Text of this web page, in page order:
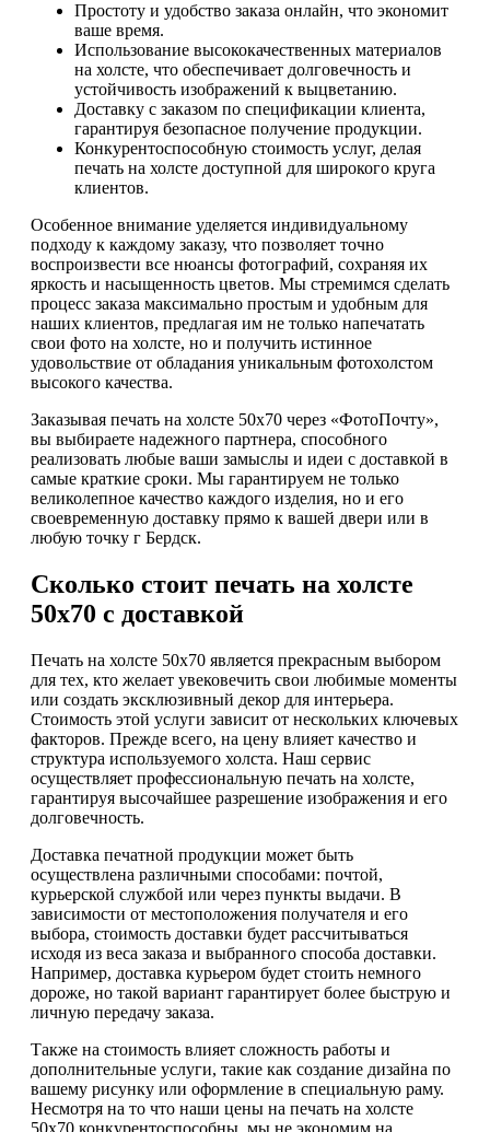
Простоту и удобство заказа онлайн, что экономит
ваше время.
Использование высококачественных материалов
на холсте, что обеспечивает долговечность и
устойчивость изображений к выцветанию.
Доставку с заказом по спецификации клиента,
гарантируя безопасное получение продукции.
Конкурентоспособную стоимость услуг, делая
печать на холсте доступной для широкого круга
клиентов.
Особенное внимание уделяется индивидуальному
подходу к каждому заказу, что позволяет точно
воспроизвести все нюансы фотографий, сохраняя их
яркость и насыщенность цветов. Мы стремимся сделать
процесс заказа максимально простым и удобным для
наших клиентов, предлагая им не только напечатать
свои фото на холсте, но и получить истинное
удовольствие от обладания уникальным фотохолстом
высокого качества.
Заказывая печать на холсте 50х70 через «ФотоПочту»,
вы выбираете надежного партнера, способного
реализовать любые ваши замыслы и идеи с доставкой в
самые краткие сроки. Мы гарантируем не только
великолепное качество каждого изделия, но и его
своевременную доставку прямо к вашей двери или в
любую точку г Бердск.
Сколько стоит печать на холсте
50х70 с доставкой
Печать на холсте 50х70 является прекрасным выбором
для тех, кто желает увековечить свои любимые моменты
или создать эксклюзивный декор для интерьера.
Стоимость этой услуги зависит от нескольких ключевых
факторов. Прежде всего, на цену влияет качество и
структура используемого холста. Наш сервис
осуществляет профессиональную печать на холсте,
гарантируя высочайшее разрешение изображения и его
долговечность.
Доставка печатной продукции может быть
осуществлена различными способами: почтой,
курьерской службой или через пункты выдачи. В
зависимости от местоположения получателя и его
выбора, стоимость доставки будет рассчитываться
исходя из веса заказа и выбранного способа доставки.
Например, доставка курьером будет стоить немного
дороже, но такой вариант гарантирует более быструю и
личную передачу заказа.
Также на стоимость влияет сложность работы и
дополнительные услуги, такие как создание дизайна по
вашему рисунку или оформление в специальную раму.
Несмотря на то что наши цены на печать на холсте
50х70 конкурентоспособны, мы не экономим на